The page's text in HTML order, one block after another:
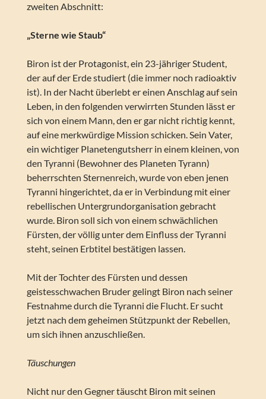
zweiten Abschnitt:
„Sterne wie Staub“
Biron ist der Protagonist, ein 23-jähriger Student,
der auf der Erde studiert (die immer noch radioaktiv
ist). In der Nacht überlebt er einen Anschlag auf sein
Leben, in den folgenden verwirrten Stunden lässt er
sich von einem Mann, den er gar nicht richtig kennt,
auf eine merkwürdige Mission schicken. Sein Vater,
ein wichtiger Planetengutsherr in einem kleinen, von
den Tyranni (Bewohner des Planeten Tyrann)
beherrschten Sternenreich, wurde von eben jenen
Tyranni hingerichtet, da er in Verbindung mit einer
rebellischen Untergrundorganisation gebracht
wurde. Biron soll sich von einem schwächlichen
Fürsten, der völlig unter dem Einfluss der Tyranni
steht, seinen Erbtitel bestätigen lassen.
Mit der Tochter des Fürsten und dessen
geistesschwachen Bruder gelingt Biron nach seiner
Festnahme durch die Tyranni die Flucht. Er sucht
jetzt nach dem geheimen Stützpunkt der Rebellen,
um sich ihnen anzuschließen.
Täuschungen
Nicht nur den Gegner täuscht Biron mit seinen